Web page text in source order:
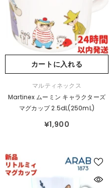
カートに入れる
売
マルティネックス
Martinex ムーミン キャラクターズ
マグカップ 2.5dL(250mL)
¥1,900